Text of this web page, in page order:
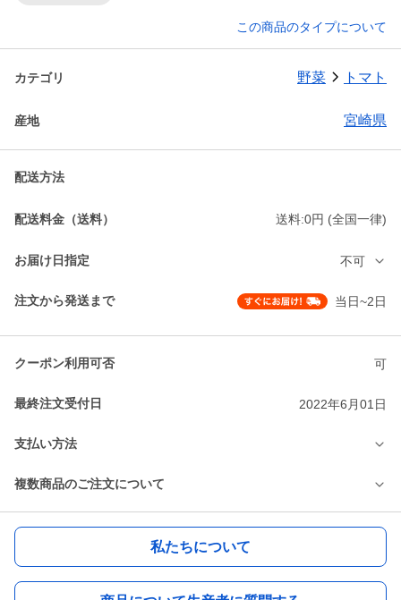
この商品のタイプについて
カテゴリ 野菜 トマト
産地 宮崎県
配送方法
配送料金（送料） 送料:0円 (全国一律)
お届け日指定 不可
注文から発送まで 当日~2日
クーポン利用可否 可
最終注文受付日 2022年6月01日
支払い方法
複数商品のご注文について
私たちについて